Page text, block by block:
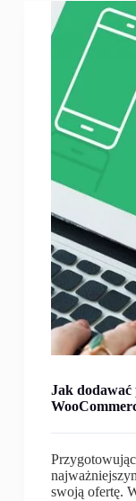
Jak
swoją ofertę.